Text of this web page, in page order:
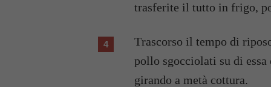
trasferite il tutto in frigo,
Trascorso il tempo di riposo fate arroventare la piastra, disponete i petti di
pollo sgocciolati su di
girando a metà cottura.